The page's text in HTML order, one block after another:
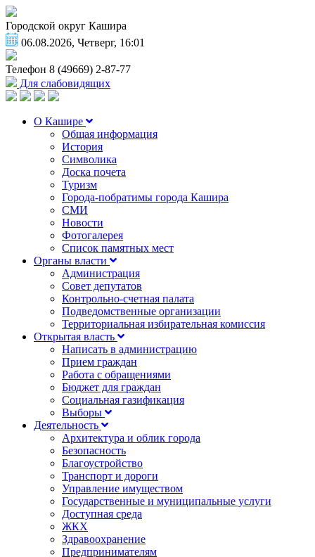
Городской округ Кашира
06.08.2026, Четверг, 16:01
Телефон 8 (49669) 2-87-77
Для слабовидящих
О Кашире
Общая информация
История
Символика
Доска почета
Туризм
Города-побратимы города Кашира
СМИ
Новости
Фотогалерея
Список памятных мест
Органы власти
Администрация
Совет депутатов
Контрольно-счетная палата
Подведомственные организации
Территориальная избирательная комиссия
Открытая власть
Написать в администрацию
Прием граждан
Работа с обращениями
Бюджет для граждан
Социальная газификация
Выборы
Деятельность
Архитектура и облик города
Безопасность
Благоустройство
Транспорт и дороги
Управление имуществом
Государственные и муниципальные услуги
Доступная среда
ЖКХ
Здравоохранение
Предпринимателям